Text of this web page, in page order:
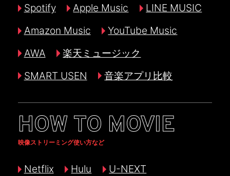
Spotify Apple Music
LINE MUSIC
Amazon Music
YouTube Music
AWA
楽天ミュージック
SMART USEN
音楽アプリ比較
HOW TO MOVIE
映像ストリーミング使い方など
Netflix Hulu
U-NEXT